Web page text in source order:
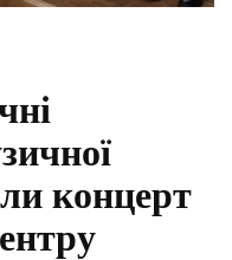
концерт